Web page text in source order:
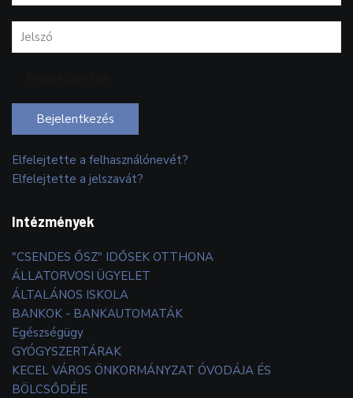
Bejelentkezés
Elfelejtette a felhasználónevét?
Elfelejtette a jelszavát?
Intézmények
"CSENDES ŐSZ" IDŐSEK OTTHONA
ÁLLATORVOSI ÜGYELET
ÁLTALÁNOS ISKOLA
BANKOK - BANKAUTOMATÁK
Egészségügy
GYÓGYSZERTÁRAK
KECEL VÁROS ÖNKORMÁNYZAT ÓVODÁJA ÉS
BÖLCSŐDÉJE